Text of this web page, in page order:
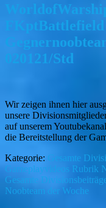
020121/Std
Wir zeigen ihnen hier
unsere
auf unserem
die Bereitstellung der
Kategorie: Gesamte
Gameplayvideos Rubrik
Gesamte
Noobteam der Woche